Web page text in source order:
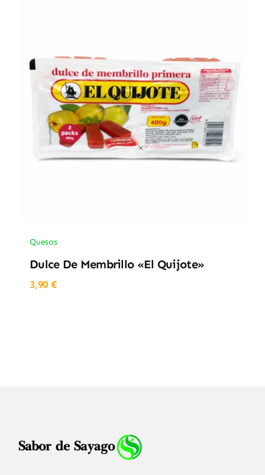
Quesos
Dulce De Membrillo «El Quijote»
3,90€